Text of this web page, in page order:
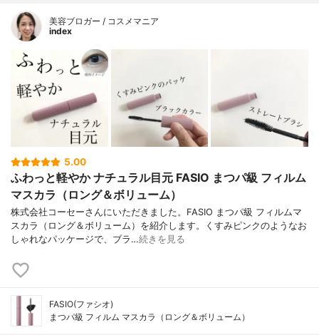
美容ブロガー / コスメマニア
index
5.00
ふわっと軽やか ナチュラル目元 FASIO まつパ級 フィルム
マスカラ（ロング＆ボリューム）
株式会社コーセーさんにいただきました。FASIO まつパ級 フィルムマ
スカラ（ロング＆ボリューム）を紹介します。くすみピンクのようなお
しゃれなパッケージで、ブラ…続きを見る
FASIO(ファシオ)
まつパ級 フィルム マスカラ（ロング＆ボリューム）